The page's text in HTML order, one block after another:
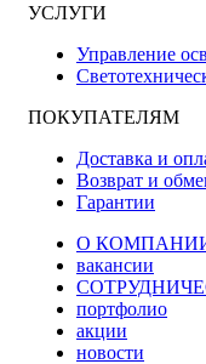
УСЛУГИ
Управление
ПОКУПАТЕЛЯМ
Доставка и
Возврат и
Гарантии
О
вакансии
портфолио
акции
новости